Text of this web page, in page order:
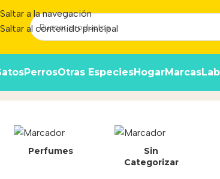
Saltar a la navegación
Saltar al contenido principal
PerrosOtras EspeciesHogarMarcas
Perfumes
Sin
Categorizar